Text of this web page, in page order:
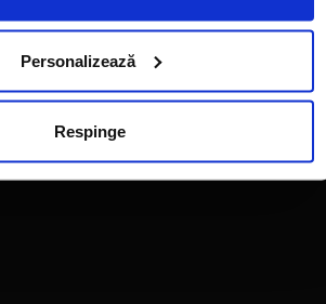
Personalizează
Respinge
și sănătoasă, livrată în fiecare zi
birou. Te ajutăm să ai o siluetă de
corectă.